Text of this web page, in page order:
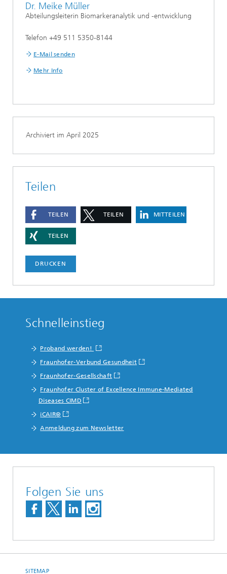
Dr. Meike Müller
Abteilungsleiterin Biomarkeranalytik und -entwicklung
Telefon +49 511 5350-8144
E-Mail senden
Mehr Info
Archiviert im April 2025
Teilen
TEILEN TEILEN MITTEILEN
TEILEN
DRUCKEN
Schnelleinstieg
Proband werden!
Fraunhofer-Verbund Gesundheit
Fraunhofer-Gesellschaft
Fraunhofer Cluster of Excellence Immune-Mediated
Diseases CIMD
iCAIR®
Anmeldung zum Newsletter
Folgen Sie uns
SITEMAP